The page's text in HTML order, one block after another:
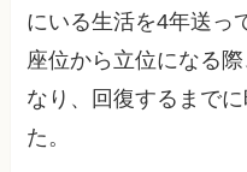
にいる生活を4年送っ
座位から立位になる
なり、回復するまで
た。